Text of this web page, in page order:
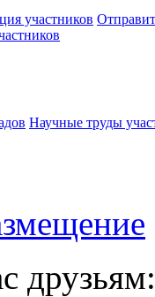
участников
Научные труды
друзьям: